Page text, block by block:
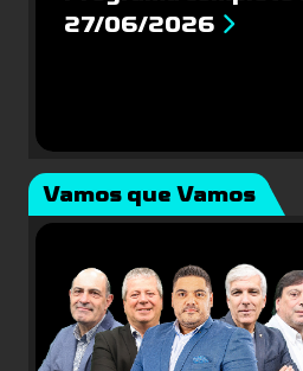
27/06/2026
Vamos que Vamos